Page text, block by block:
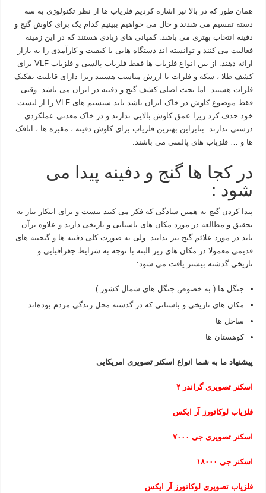
همان طور که در بالا نیز اشاره کردیم فلزیاب ها از نظر تکنولوژی به سه
دسته تقسیم می شدند و حال می خواهیم ببینیم کدام یک برای کاوش گنج و
دفینه انتخاب بهتری می باشد. کمپانی های زیادی هستند که در این زمینه
فعالیت می کنند و توانسته اند دستگاه هایی با کیفیت و کارآمدی را به بازار
ارائه دهند. از بین انواع فلزیاب ها فقط فلزیاب پالسی و فلزیاب VLF برای
کشف طلا ، سکه و فلزات با ارزش مناسب هستند زیرا دارای قابلیت تفکیک
فلزات هستند. اما بحث اصلی کشف گنج و دفینه در ایران می باشد. وقتی
فقط موضوع کاوش در خاک ایران باشد باید سیستم های VLF را از لیست
خود حذف کرد زیرا عمق کاوش بالایی ندارند و در خاک معدنی عملکردی
درستی ندارند. بنابراین بهترین فلزیاب برای کاوش دفینه ، مقبره ها ، اتاقک
ها و … فلزیاب های پالسی می باشند.
در کجا ها گنج و دفینه پیدا می
شود :
پیدا کردن گنج به همین سادگی که فکر می کنید نیست و برای اینکار نیاز به
تحقیق و مطالعه در مورد مکان های باستانی و تاریخی دارید و علاوه برآن
باید در مورد علائم گنج نیز بدانید. ولی به صورت کلی دفینه ها و گنجینه های
قدیمی معمولا در مکان های زیر البته با توجه به شرایط جغرافیایی و
تاریخی گذشته بیشتر یافت می شود:
جنگل ها ( به خصوص جنگل های شمال کشور )
مکان های تاریخی و باستانی که در گذشته محل زندگی مردم بوده‌اند
ساحل ها
کوهستان ها
پیشنهاد ما به شما انواع اسکنر تصویری امریکایی
اسکنر تصویری گراندر ۲
فلزیاب لوکاتورز آر ایکس
اسکنر تصویری جی ۷۰۰۰
اسکنر جی ۱۸۰۰۰
فلزیاب تصویری لوکاتورز آر ایکس